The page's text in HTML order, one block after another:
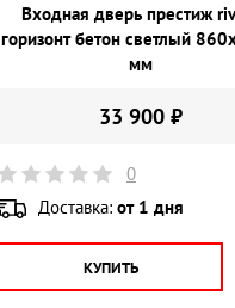
Входная дверь престиж
горизонт бетон светлый
мм
33 900 ₽
0
Доставка: от 1 дня
КУПИТЬ